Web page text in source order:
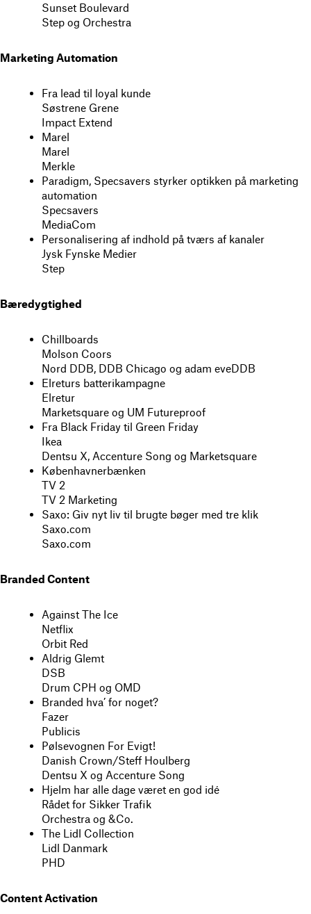
Sunset Boulevard
Step og Orchestra
Marketing Automation
Fra lead til loyal kunde
Søstrene Grene
Impact Extend
Marel
Marel
Merkle
Paradigm, Specsavers styrker optikken på marketing
automation
Specsavers
MediaCom
Personalisering af indhold på tværs af kanaler
Jysk Fynske Medier
Step
Bæredygtighed
Chillboards
Molson Coors
Nord DDB, DDB Chicago og adam eveDDB
Elreturs batterikampagne
Elretur
Marketsquare og UM Futureproof
Fra Black Friday til Green Friday
Ikea
Dentsu X, Accenture Song og Marketsquare
Københavnerbænken
TV 2
TV 2 Marketing
Saxo: Giv nyt liv til brugte bøger med tre klik
Saxo.com
Saxo.com
Branded Content
Against The Ice
Netflix
Orbit Red
Aldrig Glemt
DSB
Drum CPH og OMD
Branded hva’ for noget?
Fazer
Publicis
Pølsevognen For Evigt!
Danish Crown/Steff Houlberg
Dentsu X og Accenture Song
Hjelm har alle dage været en god idé
Rådet for Sikker Trafik
Orchestra og &Co.
The Lidl Collection
Lidl Danmark
PHD
Content Activation